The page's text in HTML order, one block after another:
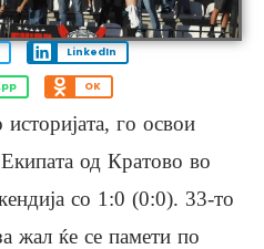
LinkedIn
OK
го освои
од Кратово во
со 1:0 (0:0). 33-то
жал ќе се памети по